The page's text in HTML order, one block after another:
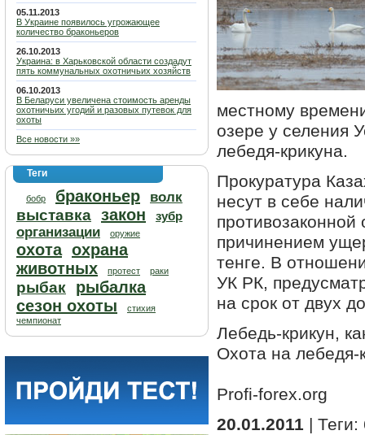
05.11.2013
В Украине появилось угрожающее
количество браконьеров
26.10.2013
Украина: в Харьковской области создадут
пять коммунальных охотничьих хозяйств
06.10.2013
В Беларуси увеличена стоимость аренды
охотничьих угодий и разовых путевок для
охоты
Все новости »»
Теги
бобр браконьер волк
выставка закон зубр
организации оружие
охота охрана
животных
протест раки
рыбак
рыбалка
сезон охоты
стихия
чемпионат
местному
озере у селения
лебедя-крикуна.
Прокуратура
несут в себе
причинением
тенге. В
УК РК,
на срок от двух
Лебедь-крикун,
Охота на лебедя-
Profi-forex.org
20.01.2011 | Теги: